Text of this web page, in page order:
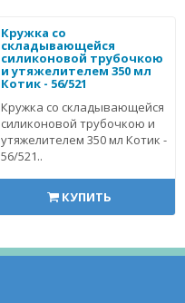
Кружка со
складывающейся
силиконовой трубочкою
и утяжелителем 350 мл
Котик - 56/521
Кружка со складывающейся
силиконовой трубочкою и
утяжелителем 350 мл Котик -
56/521..
КУПИТЬ